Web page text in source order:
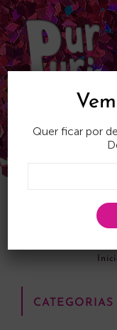
Skip
to
content
CATEGORIAS
Quer ficar por